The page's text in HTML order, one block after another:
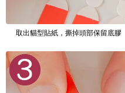
取出貓型貼紙，撕掉頭部保留底膠